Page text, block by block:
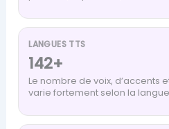
LANGUES TTS
142+
Le nombre de voix, d’accents
varie fortement selon la